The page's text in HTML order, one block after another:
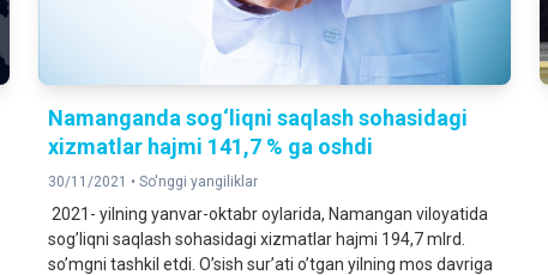
Namanganda sog‘liqni saqlash sohasidagi
xizmatlar hajmi 141,7 % ga oshdi
30/11/2021 • So'nggi yangiliklar
2021- yilning yanvar-oktabr oylarida, Namangan viloyatida
sogʼliqni saqlash sohasidagi xizmatlar hajmi 194,7 mlrd.
soʼmgni tashkil etdi. Oʼsish surʼati oʼtgan yilning mos davriga